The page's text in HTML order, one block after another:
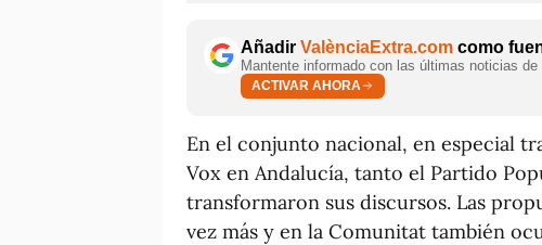
Añadir ValènciaExtra.com como
Mantente informado con las últimas noticias de
ACTIVAR AHORA
En el conjunto nacional, en especial
Vox en Andalucía, tanto el Partido
transformaron sus discursos. Las
vez más y en la Comunitat también